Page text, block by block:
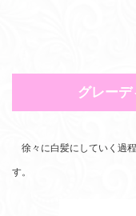
グレー
徐々に白髪にしていく過
す。